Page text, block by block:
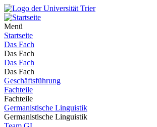
Menü
Startseite
Das Fach
Das Fach
Das Fach
Das Fach
Geschäftsführung
Fachteile
Fachteile
Germanistische Linguistik
Germanistische Linguistik